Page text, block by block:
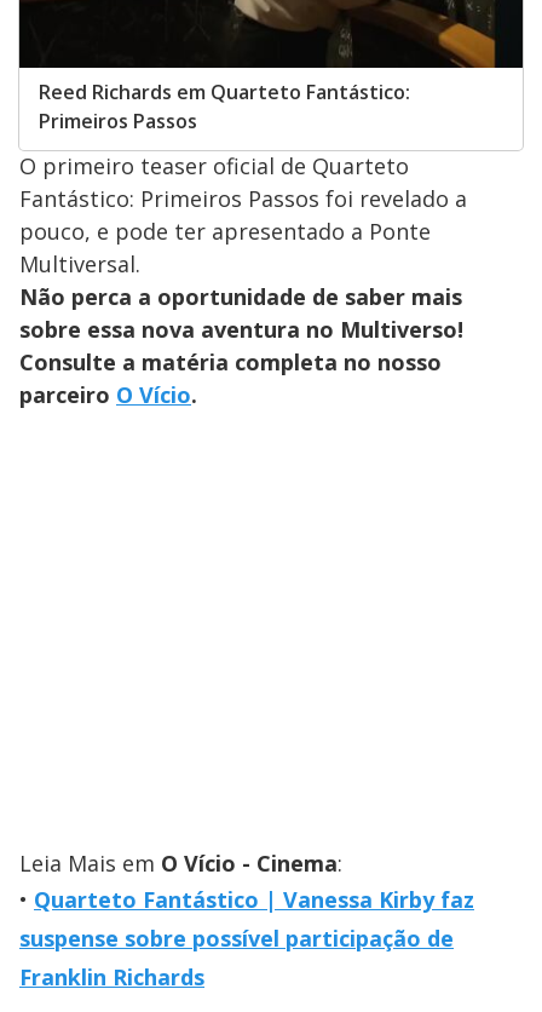
Reed Richards em Quarteto Fantástico:
Primeiros Passos
O primeiro teaser oficial de Quarteto
Fantástico: Primeiros Passos foi revelado a
pouco, e pode ter apresentado a Ponte
Multiversal.
Não perca a oportunidade de saber mais
sobre essa nova aventura no Multiverso!
Consulte a matéria completa no nosso
parceiro O Vício.
Leia Mais em O Vício - Cinema:
Quarteto Fantástico | Vanessa Kirby faz
suspense sobre possível participação de
Franklin Richards